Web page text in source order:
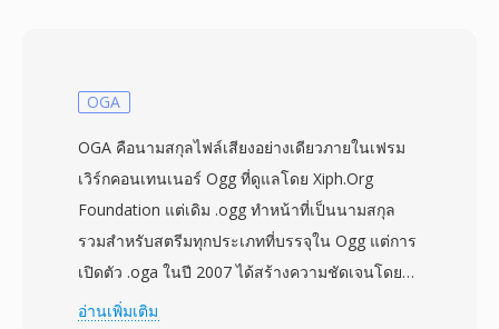
รองรับการเข้ารหัสบิตเรตคงที่ที่ 80, 96, 112, 128,
เข้าในมาตรฐาน MPEG-4 Audio (ISO/IEC 14496-
3) ในฐานะหนึ่งในประเภทอ็อบเจกต์ที่กำหนด แม้จะ
มีข้อดีทางเทคนิคที่แข็งแกร่ง VQF ก็ไม่เคยบรรลุการ
ยอมรับอย่างกว้างขวาง — การเข้ารหัสช้าเมื่อเทียบ
กับ MP3 การรองรับเครื่องเล่นฮาร์ดแวร์มีน้อย และ
การอนุญาตสิทธิ์แบบกรรมสิทธิ์ทำให้การพัฒนาโดย
OGA
OGA คือนามสกุลไฟล์เสียงอย่างเดียวภายในเฟรม
เวิร์กคอนเทนเนอร์ Ogg ที่ดูแลโดย Xiph.Org
Foundation แต่เดิม .ogg ทำหน้าที่เป็นนามสกุล
รวมสำหรับสตรีมทุกประเภทที่บรรจุใน Ogg แต่การ
เปิดตัว .oga ในปี 2007 ได้สร้างความชัดเจนโดย
ระบุอย่างแจ้งชัดว่าไฟล์มีเฉพาะข้อมูลเสียงเท่านั้น
อ่านเพิ่มเติม